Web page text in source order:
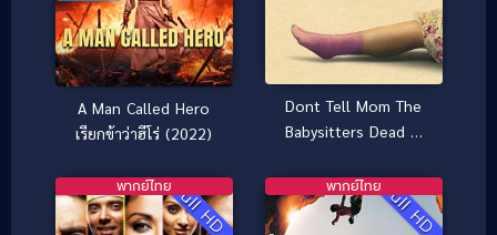
A Man Called Hero
เรียกข้าว่าฮีโร่ (2022)
Dont Tell Mom The
Babysitters Dead พี่
(2024)
Full HD
พากย์ไทย Full HD
พากย์ไทย